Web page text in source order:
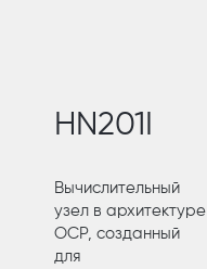
HN201I
Вычислительный
узел в архитектуре
OCP, созданный
для